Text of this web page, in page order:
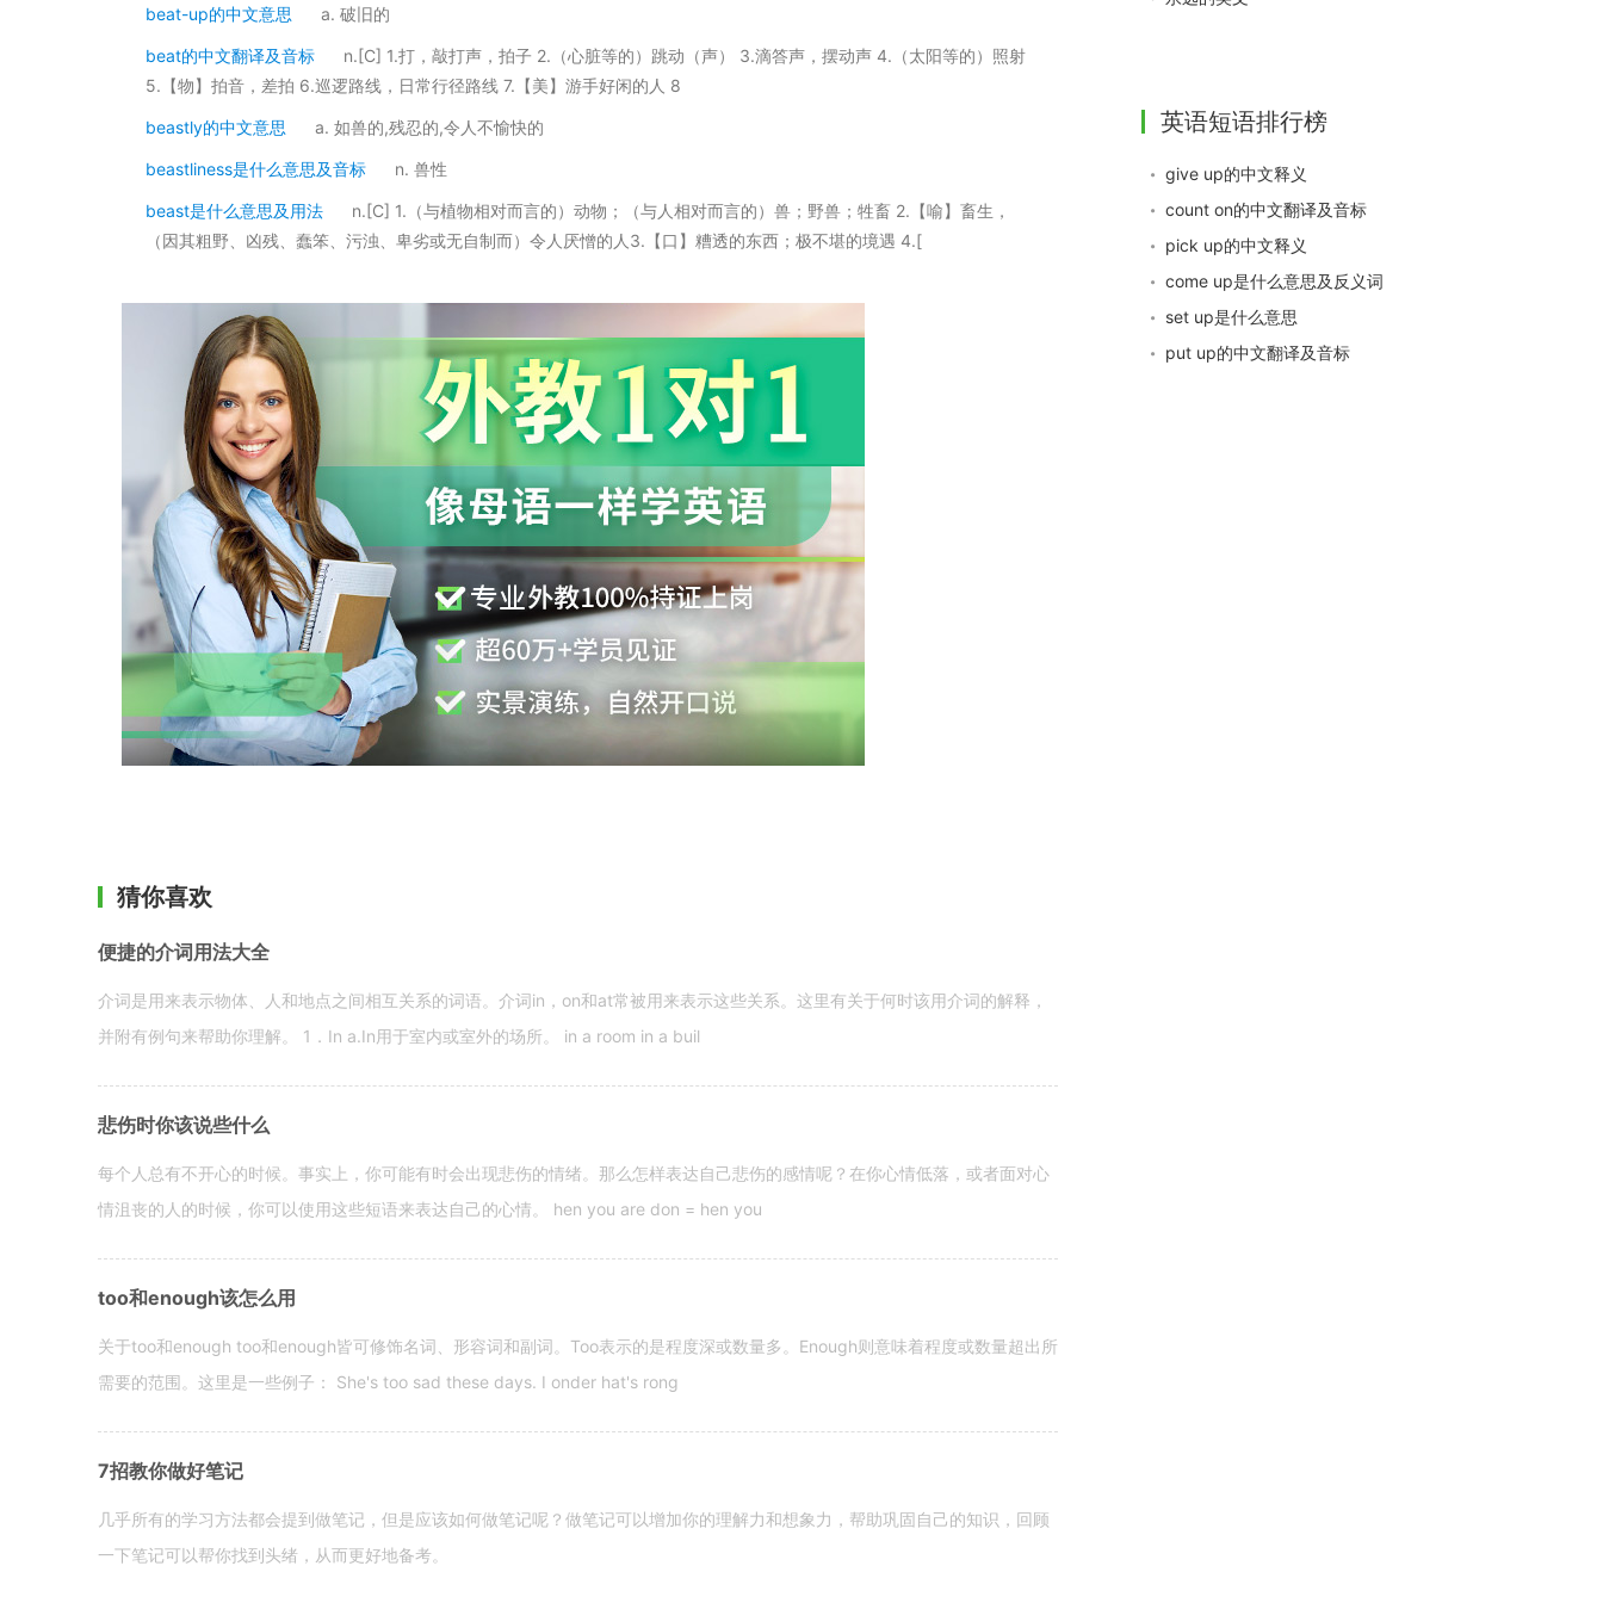
beat-up的中文意思 a. 破旧的
beat的中文翻译及音标
n.[C] 1.打，敲打声，拍子 2.（心脏等的）跳动（声） 3.滴答声，摆动声 4.（太阳等的）照射
5.【物】拍音，差拍 6.巡逻路线，日常行径路线 7.【美】游手好闲的人 8
beastly的中文意思 a. 如兽的,残忍的,令人不愉快的
beastliness是什么意思及音标 n. 兽性
beast是什么意思及用法
n.[C] 1.（与植物相对而言的）动物；（与人相对而言的）兽；野兽；牲畜 2.【喻】畜生，
（因其粗野、凶残、蠢笨、污浊、卑劣或无自制而）令人厌憎的人3.【口】糟透的东西；极不堪的境遇 4.[
猜你喜欢
便捷的介词用法大全
介词是用来表示物体、人和地点之间相互关系的词语。介词in，on和at常被用来表示这些关系。这里有关于何时该用介词的解释，
并附有例句来帮助你理解。 1．In a.In用于室内或室外的场所。 in a room in a buil
悲伤时你该说些什么
每个人总有不开心的时候。事实上，你可能有时会出现悲伤的情绪。那么怎样表达自己悲伤的感情呢？在你心情低落，或者面对心
情沮丧的人的时候，你可以使用这些短语来表达自己的心情。 hen you are don = hen you
too和enough该怎么用
关于too和enough too和enough皆可修饰名词、形容词和副词。Too表示的是程度深或数量多。Enough则意味着程度或数量超出所
需要的范围。这里是一些例子： She's too sad these days. I onder hat's rong
7招教你做好笔记
几乎所有的学习方法都会提到做笔记，但是应该如何做笔记呢？做笔记可以增加你的理解力和想象力，帮助巩固自己的知识，回顾
一下笔记可以帮你找到头绪，从而更好地备考。
英语短语排行榜
give up的中文释义
count on的中文翻译及音标
pick up的中文释义
come up是什么意思及反义词
set up是什么意思
put up的中文翻译及音标